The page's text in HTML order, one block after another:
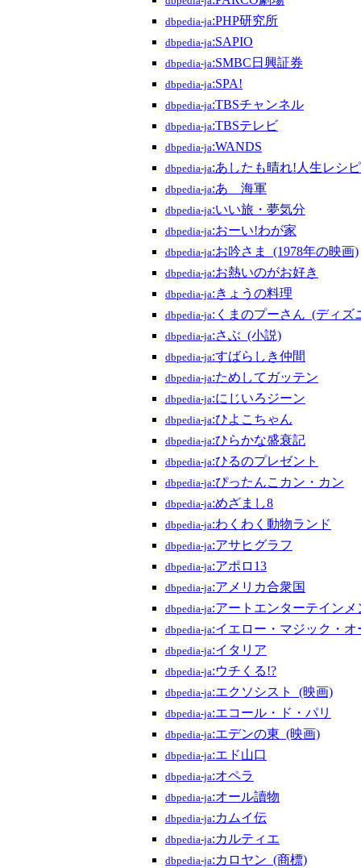
dbpedia-ja:PHP研究所
dbpedia-ja:SAPIO
dbpedia-ja:SMBC日興証券
dbpedia-ja:SPA!
dbpedia-ja:TBSチャンネル
dbpedia-ja:TBSテレビ
dbpedia-ja:WANDS
dbpedia-ja:あしたも晴れ!人生レシピ
dbpedia-ja:あゝ海軍
dbpedia-ja:いい旅・夢気分
dbpedia-ja:おーい!わが家
dbpedia-ja:お吟さま_(1978年の映画)
dbpedia-ja:お熱いのがお好き
dbpedia-ja:きょうの料理
dbpedia-ja:くまのプーさん_(ディズ
dbpedia-ja:さぶ_(小説)
dbpedia-ja:すばらしき仲間
dbpedia-ja:ためしてガッテン
dbpedia-ja:にじいろジーン
dbpedia-ja:ひよこちゃん
dbpedia-ja:ひらかな盛衰記
dbpedia-ja:ひるのプレゼント
dbpedia-ja:ぴったんこカン・カン
dbpedia-ja:めざまし8
dbpedia-ja:わくわく動物ランド
dbpedia-ja:アサヒグラフ
dbpedia-ja:アポロ13
dbpedia-ja:アメリカ合衆国
dbpedia-ja:アートエンターテイン
dbpedia-ja:イエロー・マジック・オ
dbpedia-ja:イタリア
dbpedia-ja:ウチくる!?
dbpedia-ja:エクソシスト_(映画)
dbpedia-ja:エコール・ド・パリ
dbpedia-ja:エデンの東_(映画)
dbpedia-ja:エド山口
dbpedia-ja:オペラ
dbpedia-ja:オール讀物
dbpedia-ja:カムイ伝
dbpedia-ja:カルティエ
dbpedia-ja:カロヤン_(商標)